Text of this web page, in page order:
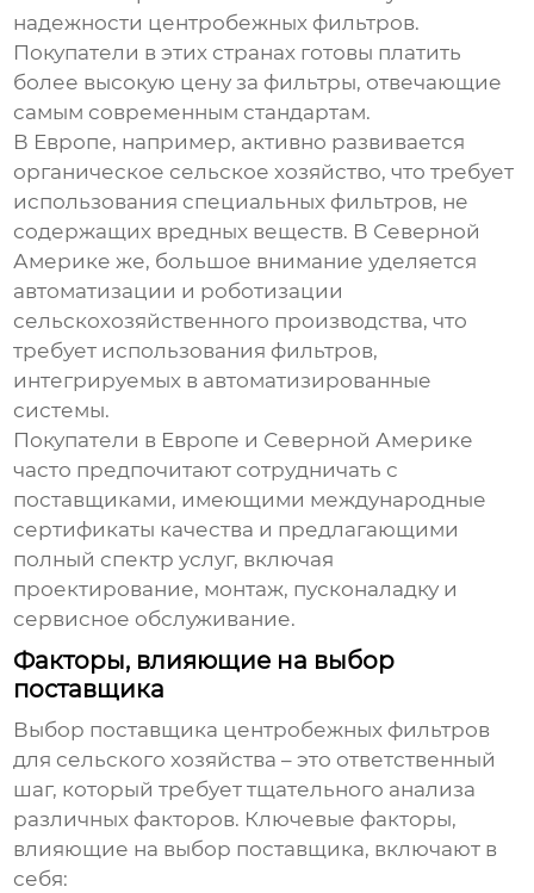
надежности центробежных фильтров.
Покупатели в этих странах готовы платить
более высокую цену за фильтры, отвечающие
самым современным стандартам.
В Европе, например, активно развивается
органическое сельское хозяйство, что требует
использования специальных фильтров, не
содержащих вредных веществ. В Северной
Америке же, большое внимание уделяется
автоматизации и роботизации
сельскохозяйственного производства, что
требует использования фильтров,
интегрируемых в автоматизированные
системы.
Покупатели в Европе и Северной Америке
часто предпочитают сотрудничать с
поставщиками, имеющими международные
сертификаты качества и предлагающими
полный спектр услуг, включая
проектирование, монтаж, пусконаладку и
сервисное обслуживание.
Факторы, влияющие на выбор
поставщика
Выбор поставщика центробежных фильтров
для сельского хозяйства – это ответственный
шаг, который требует тщательного анализа
различных факторов. Ключевые факторы,
влияющие на выбор поставщика, включают в
себя: